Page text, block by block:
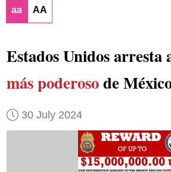
aa AA
Estados Unidos
más poderosode
30 July 2024